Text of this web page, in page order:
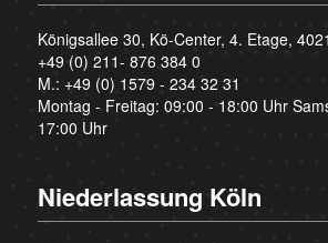
Königsallee 30, Kö-Center, 4. Etage,
+49 (0) 211- 876 384 0
M.: +49 (0) 1579 - 234 32 31
Montag - Freitag: 09:00 - 18:00 Uhr
17:00 Uhr
Niederlassung Köln